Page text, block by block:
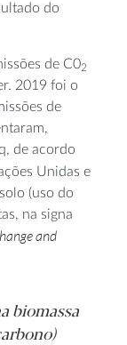
do
de C02
2019 foi o
de
de acordo
Unidas e
(uso do
na signa
and
biomassa